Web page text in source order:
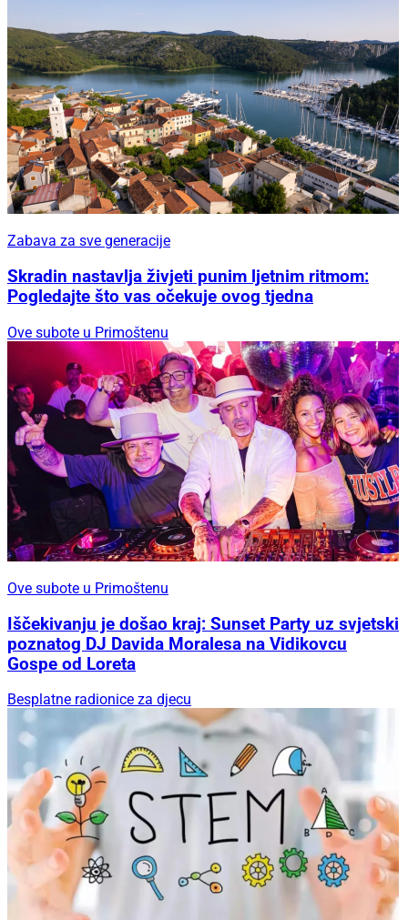
Zabava za sve generacije
Skradin nastavlja živjeti punim ljetnim ritmom:
Pogledajte što vas očekuje ovog tjedna
Ove subote u Primoštenu
Ove subote u Primoštenu
Iščekivanju je došao kraj: Sunset Party uz svjetski
poznatog DJ Davida Moralesa na Vidikovcu
Gospe od Loreta
Besplatne radionice za djecu